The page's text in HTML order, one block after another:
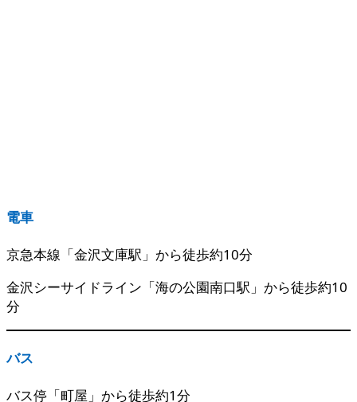
電車
京急本線「金沢文庫駅」から徒歩約10分
金沢シーサイドライン「海の公園南口駅」から徒歩約10
分
バス
バス停「町屋」から徒歩約1分